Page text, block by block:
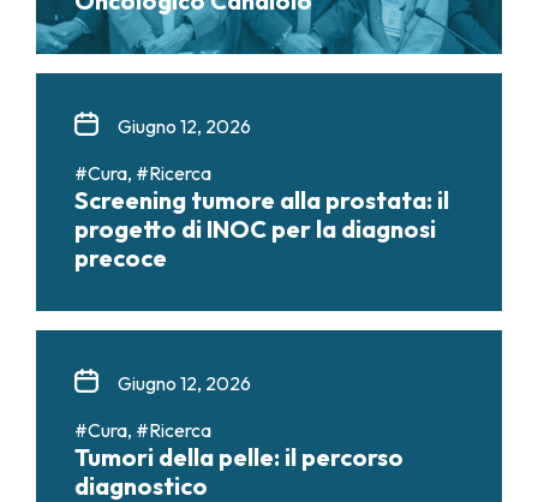
Giugno 12, 2026
#Cura, #Ricerca
Screening tumore alla prostata: il
progetto di INOC per la diagnosi
precoce
Giugno 12, 2026
#Cura, #Ricerca
Tumori della pelle: il percorso
diagnostico